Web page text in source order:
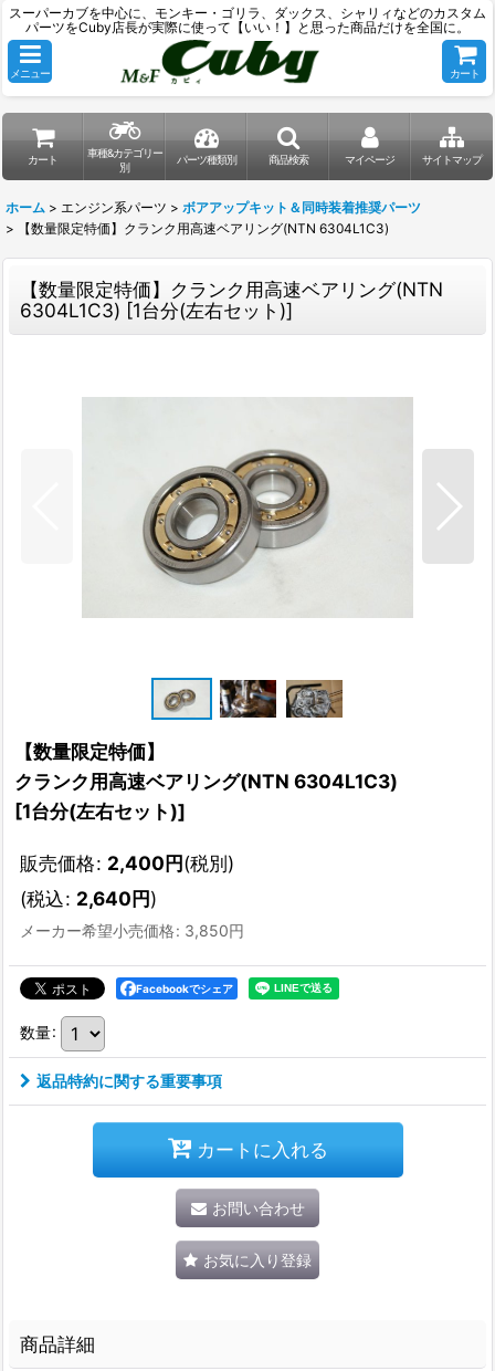
スーパーカブを中心に、モンキー・ゴリラ、ダックス、シャリィなどのカスタム
パーツをCuby店長が実際に使って【いい！】と思った商品だけを全国に。
メニュー カート
カート
車種&カテゴリー
別
パーツ種類別 商品検索 マイページ サイトマップ
ホーム > エンジン系パーツ > ボアアップキット＆同時装着推奨パーツ
>
【数量限定特価】クランク用高速ベアリング(NTN 6304L1C3)
【数量限定特価】クランク用高速ベアリング(NTN
6304L1C3) [1台分(左右セット)]
【数量限定特価】
クランク用高速ベアリング(NTN 6304L1C3)
[1台分(左右セット)]
販売価格: 2,400円(税別)
(税込: 2,640円)
メーカー希望小売価格: 3,850円
Facebookでシェア
数量:
返品特約に関する重要事項
カートに入れる
お問い合わせ
お気に入り登録
商品詳細